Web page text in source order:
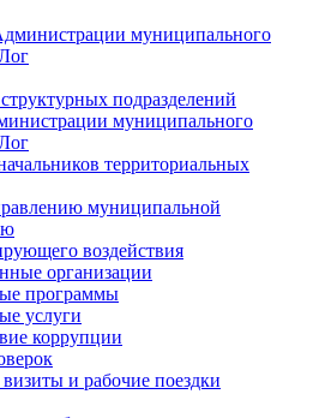
муниципального
подразделений
муниципального
территориальных
муниципальной
воздействия
организации
программы
услуги
коррупции
и рабочие поездки